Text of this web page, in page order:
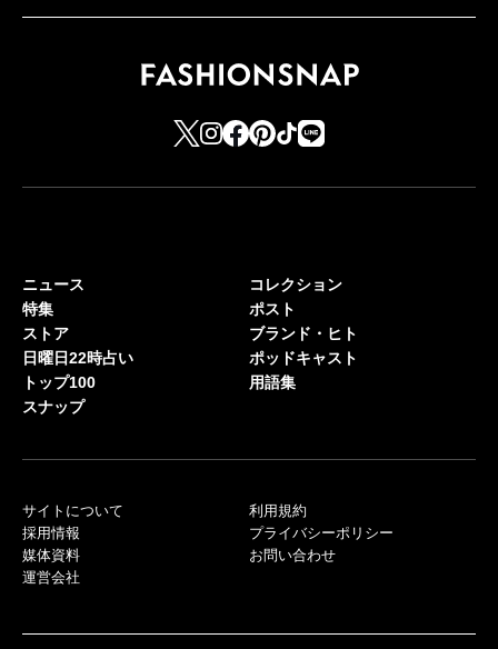
ニュース
特集
ストア
日曜日22時占い
トップ100
スナップ
コレクション
ポスト
ブランド・ヒト
ポッドキャスト
用語集
サイトについて
採用情報
媒体資料
運営会社
利用規約
プライバシーポリシー
お問い合わせ